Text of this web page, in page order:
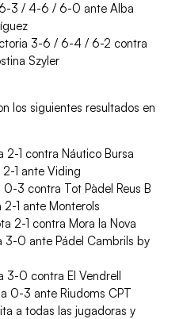
3 / 4-6 / 6-0 ante Alba
3-6 / 6-4 / 6-2 contra
Szyler
los siguientes resultados en
1 contra Náutico Bursa
1 ante Viding
3 contra Tot Pàdel Reus B
1 ante Monterols
2-1 contra Mora la Nova
0 ante Pádel Cambrils by
0 contra El Vendrell
0-3 ante Riudoms CPT
a todas las jugadoras y